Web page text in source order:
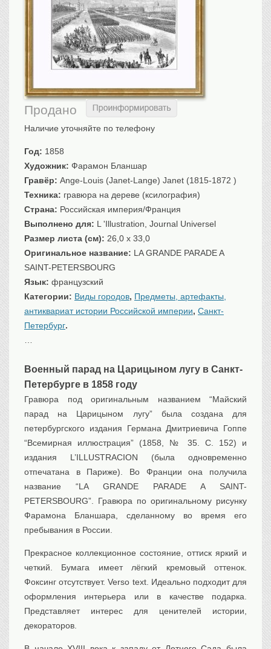
Старинные карты
Российская империя
Европа
Мир
Исторические карты
Виды городов
Москва
Прочие
Севастополь, Крым
Ценные бумаги
История моды. Униформа
Гражданская мода
Униформа
Охота. Флора. Фауна
Фауна
Флора
Охота
Рыбы, рыбалка
Техника, транспорт,
Архитектура
Техника
Флот, кораблестроение
Связь
Букинистика
Медицина
Оружие, военная атрибутика
Выставочные экспонаты XVI-XIXв.
Досуг
Разное
Продано
Наличие уточняйте по телефону
Год: 1858
Художник: Фарамон Бланшар
Гравёр: Ange-Louis (Janet-Lange) Janet (1815-1872 )
Техника: гравюра на дереве (ксилография)
Страна: Российская империя/Франция
Выполнено для: L 'Illustration, Journal Universel
Размер листа (см): 26,0 x 33,0
Оригинальное название: LA GRANDE PARADE A
SAINT-PETERSBOURG
Язык: французский
Категории: Виды городов, Предметы, артефакты,
антиквариат истории Российской империи, Санкт-
Петербург.
Военный парад на Царицыном лугу в Санкт-
Петербурге в 1858 году
Гравюра под оригинальным названием “Майский
парад на Царицыном лугу” была создана для
петербургского издания Германа Дмитриевича Гоппе
“Всемирная иллюстрация” (1858, № 35. С. 152) и
издания L’ILLUSTRACION (была одновременно
отпечатана в Париже). Во Франции она получила
название “LA GRANDE PARADE A SAINT-
PETERSBOURG”. Гравюра по оригинальному рисунку
Фарамона Бланшара, сделанному во время его
пребывания в России.
Прекрасное коллекционное состояние, оттиск яркий и
четкий. Бумага имеет лёгкий кремовый оттенок.
Фоксинг отсутствует. Verso text. Идеально подходит для
оформления интерьера или в качестве подарка.
Представляет интерес для ценителей истории,
декораторов.